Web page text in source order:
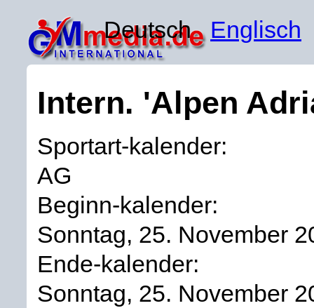
Deutsch Englisch
Intern. 'Alpen
Sportart-kalender:
AG
Beginn-kalender:
Sonntag, 25. November
Ende-kalender:
Sonntag, 25. November